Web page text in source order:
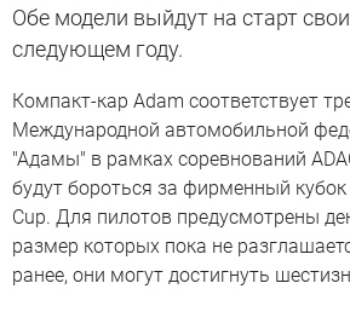
Обе модели выйдут на старт
следующем году.
Компакт-кар Adam соответствует
Международной автомобильной
"Адамы" в рамках соревнований
будут бороться за фирменный кубок
Cup. Для пилотов предусмотрены
размер которых пока не
ранее, они могут достигнуть